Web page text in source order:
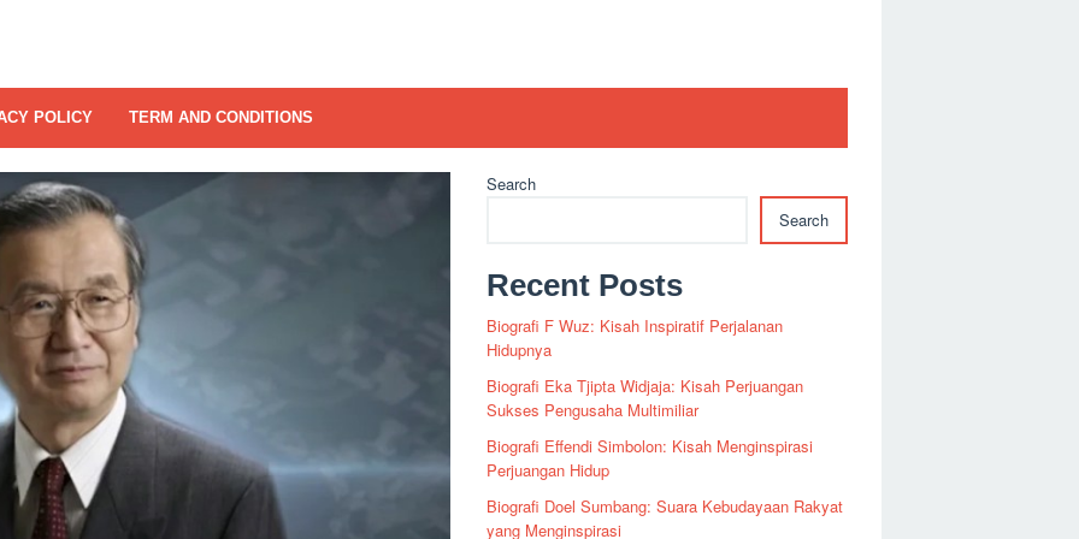
POLICY TERM AND CONDITIONS
Search
Search
Recent Posts
Biografi F Wuz: Kisah Inspiratif Perjalanan
Hidupnya
Biografi Eka Tjipta Widjaja: Kisah Perjuangan
Sukses Pengusaha Multimiliar
Biografi Effendi Simbolon: Kisah Menginspirasi
Perjuangan Hidup
Biografi Doel Sumbang: Suara Kebudayaan Rakyat
yang Menginspirasi